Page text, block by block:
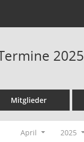
2025
Mitglieder
April 2025